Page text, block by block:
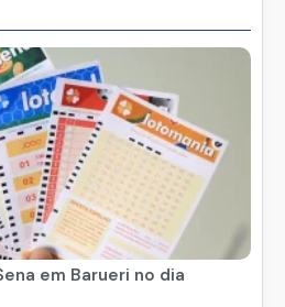
em Barueri no dia